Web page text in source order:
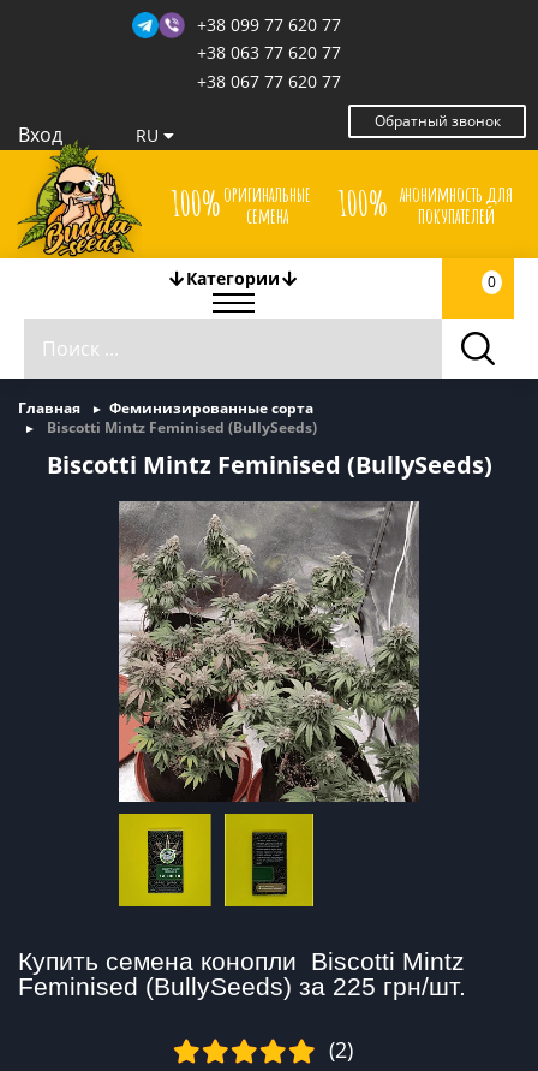
+38 099 77 620 77
+38 063 77 620 77
+38 067 77 620 77
Обратный звонок
Вход RU
100%оригинальные
семена
100% анонимность для
покупателей
Категории 0
Главная
Феминизированные сорта
Biscotti Mintz Feminised (BullySeeds)
Biscotti Mintz Feminised (BullySeeds)
Купить семена конопли  Biscotti Mintz
Feminised (BullySeeds) за 225 грн/шт.
(2)